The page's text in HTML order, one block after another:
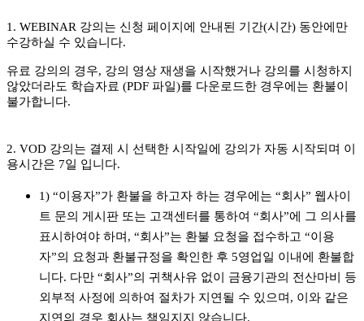
1. WEBINAR 강의는 신청 페이지에 안내된 기간(시간) 동안에만
수강하실 수 있습니다.
유료 강의의 경우, 강의 영상 재생을 시작했거나 강의를 시청하지
않았더라도 학습자료 (PDF 파일)를 다운로드한 경우에는 환불이
불가합니다.
2. VOD 강의는 결제 시 선택한 시작일에 강의가 자동 시작되며 이
용시간은 7일 입니다.
1) “이용자”가 환불을 하고자 하는 경우에는 “회사” 웹사이
트 문의 게시판 또는 고객센터를 통하여 “회사”에 그 의사를
표시하여야 하며, “회사”는 환불 요청을 접수하고 “이용
자”의 요청과 환불규정을 확인한 후 5영업일 이내에 환불합
니다. 다만 “회사”의 귀책사유 없이 금융기관의 전산마비 등
외부적 사정에 의하여 절차가 지연될 수 있으며, 이와 같은
지연의 경우 회사는 책임지지 않습니다.